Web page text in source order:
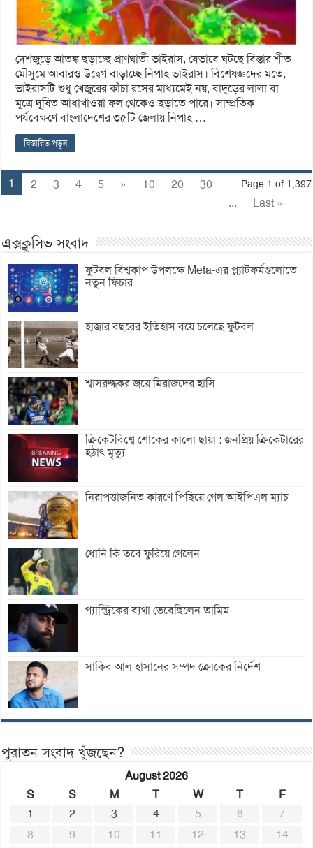
দেশজুড়ে আতঙ্ক ছড়াচ্ছে প্রাণঘাতী ভাইরাস, যেভাবে ঘটছে বিস্তার শীত
মৌসুমে আবারও উদ্বেগ বাড়াচ্ছে নিপাহ ভাইরাস। বিশেষজ্ঞদের মতে,
ভাইরাসটি শুধু খেজুরের কাঁচা রসের মাধ্যমেই নয়, বাদুড়ের লালা বা
মূত্রে দূষিত আধাখাওয়া ফল থেকেও ছড়াতে পারে। সাম্প্রতিক
পর্যবেক্ষণে বাংলাদেশের ৩৫টি জেলায় নিপাহ …
বিস্তারিত পড়ুন
Page 1 of 1,397
1 2 3 4 5 » 10 20
30
...
Last »
এক্সক্লুসিভ সংবাদ
ফুটবল বিশ্বকাপ উপলক্ষে Meta-এর প্ল্যাটফর্মগুলোতে
নতুন ফিচার
হাজার বছরের ইতিহাস বয়ে চলেছে ফুটবল
শ্বাসরুদ্ধকর জয়ে মিরাজদের হাসি
ক্রিকেটবিশ্বে শোকের কালো ছায়া : জনপ্রিয় ক্রিকেটারের
হঠাৎ মৃত্যু
নিরাপত্তাজনিত কারণে পিছিয়ে গেল আইপিএল ম্যাচ
ধোনি কি তবে ফুরিয়ে গেলেন
গ্যাস্ট্রিকের ব্যথা ভেবেছিলেন তামিম
সাকিব আল হাসানের সম্পদ ক্রোকের নির্দেশ
পুরাতন সংবাদ খুঁজছেন?
August 2026
S
S M T W T
F
1
2 3 4 5 6
7
8
9 10 11 12 13
14